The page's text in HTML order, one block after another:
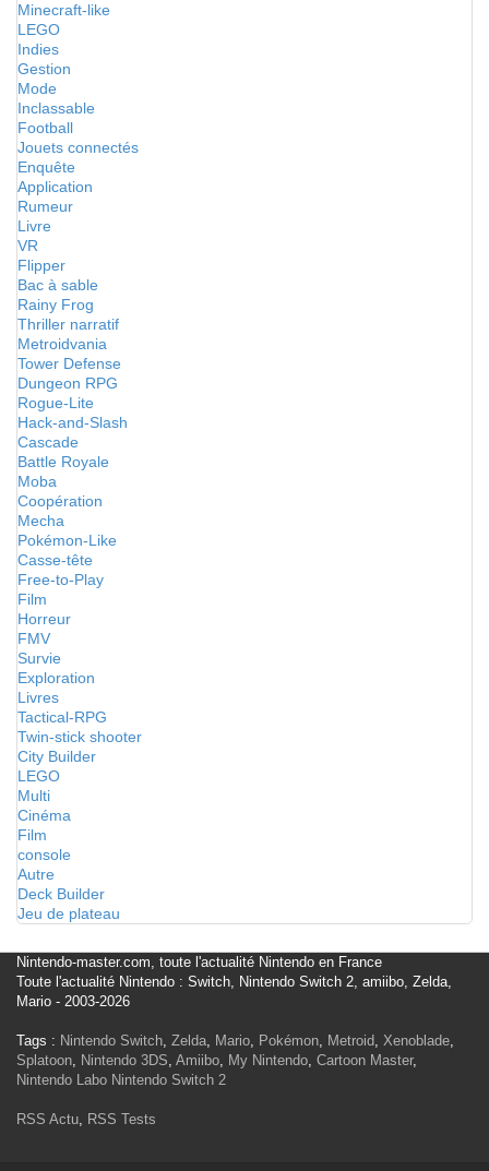
Minecraft-like
LEGO
Indies
Gestion
Mode
Inclassable
Football
Jouets connectés
Enquête
Application
Rumeur
Livre
VR
Flipper
Bac à sable
Rainy Frog
Thriller narratif
Metroidvania
Tower Defense
Dungeon RPG
Rogue-Lite
Hack-and-Slash
Cascade
Battle Royale
Moba
Coopération
Mecha
Pokémon-Like
Casse-tête
Free-to-Play
Film
Horreur
FMV
Survie
Exploration
Livres
Tactical-RPG
Twin-stick shooter
City Builder
LEGO
Multi
Cinéma
Film
console
Autre
Deck Builder
Jeu de plateau
Nintendo-master.com, toute l'actualité Nintendo en France
Toute l'actualité Nintendo : Switch, Nintendo Switch 2, amiibo, Zelda,
Mario - 2003-2026
Tags : Nintendo Switch, Zelda, Mario, Pokémon, Metroid, Xenoblade,
Splatoon, Nintendo 3DS, Amiibo, My Nintendo, Cartoon Master,
Nintendo Labo Nintendo Switch 2
RSS Actu, RSS Tests